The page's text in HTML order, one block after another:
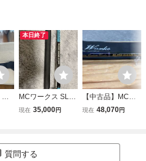
本日終了
MCワークス SLO
W HAND 875PD
現在 35,000円
【中古品】MCワ
ークス ロッド
現在 48,070円
質問する